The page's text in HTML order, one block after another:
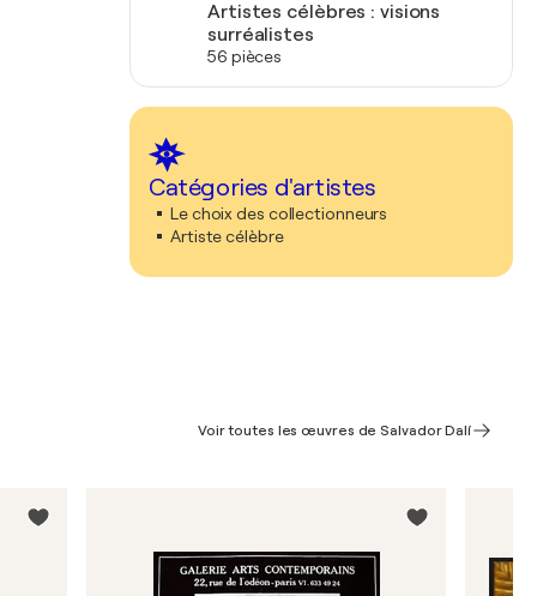
Artistes célèbres : visions
surréalistes
56 pièces
Catégories d'artistes
Le choix des collectionneurs
Artiste célèbre
Voir toutes les œuvres de Salvador Dalí